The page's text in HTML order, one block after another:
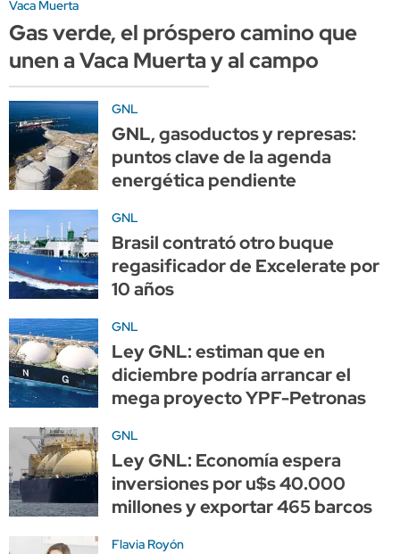
Vaca Muerta
Gas verde, el próspero camino que
unen a Vaca Muerta y al campo
GNL
GNL, gasoductos y represas:
puntos clave de la agenda
energética pendiente
GNL
Brasil contrató otro buque
regasificador de Excelerate por
10 años
GNL
Ley GNL: estiman que en
diciembre podría arrancar el
mega proyecto YPF-Petronas
GNL
Ley GNL: Economía espera
inversiones por u$s 40.000
millones y exportar 465 barcos
Flavia Royón